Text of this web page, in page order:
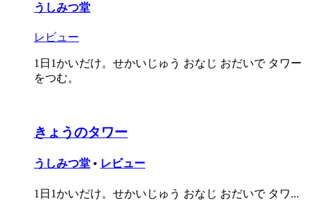
うしみつ堂
レビュー
1日1かいだけ。せかいじゅう おなじ おだいで タワー
をつむ。
きょうのタワー
うしみつ堂 • レビュー
1日1かいだけ。せかいじゅう おなじ おだいで タワ...